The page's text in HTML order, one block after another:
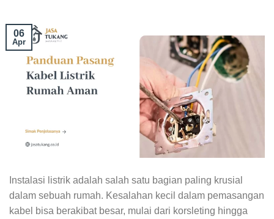
06
Apr
Instalasi listrik adalah salah satu bagian paling krusial
dalam sebuah rumah. Kesalahan kecil dalam pemasangan
kabel bisa berakibat besar, mulai dari korsleting hingga